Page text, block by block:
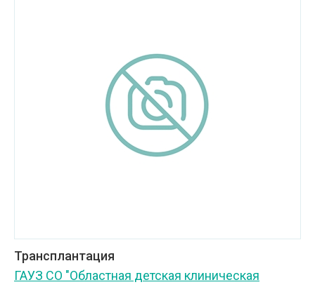
Трансплантация
ГАУЗ СО "Областная детская клиническая